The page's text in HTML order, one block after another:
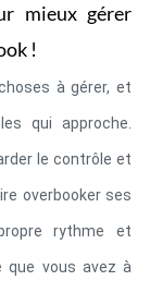
mieux gérer
!
à gérer, et
qui approche.
le contrôle et
overbooker ses
rythme et
que vous avez à